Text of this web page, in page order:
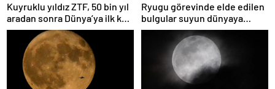
Kuyruklu yıldız ZTF, 50 bin yıl
aradan sonra Dünya’ya ilk kez
çok yaklaşacak
Ryugu görevinde elde edilen
bulgular suyun dünyaya
asteroitlerce getirilmiş
olabileceğini gösteriyor